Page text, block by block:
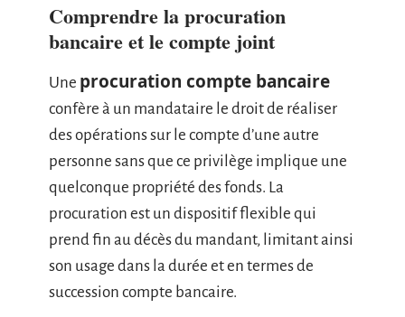
Comprendre la procuration
bancaire et le compte joint
Une procuration compte bancaire
confère à un mandataire le droit de réaliser
des opérations sur le compte d’une autre
personne sans que ce privilège implique une
quelconque propriété des fonds. La
procuration est un dispositif flexible qui
prend fin au décès du mandant, limitant ainsi
son usage dans la durée et en termes de
succession compte bancaire.